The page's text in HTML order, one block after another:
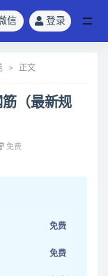
信 登录
正文
（最新规
免费
免费
免费